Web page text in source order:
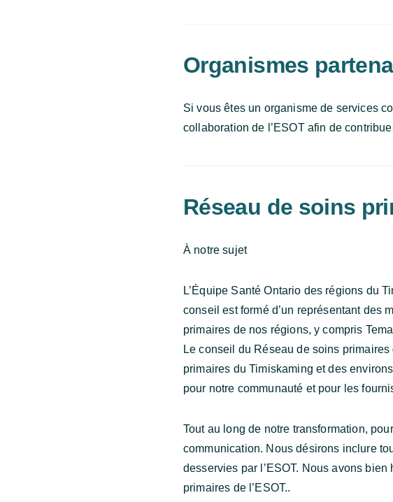
Organismes
Si vous êtes un organisme de services
collaboration de l’ESOT afin de
Réseau de soins
À notre sujet
L’Équipe Santé Ontario des régions du
conseil est formé d’un représentant des
primaires de nos régions, y compris
Le conseil du Réseau de soins
primaires du Timiskaming et des
pour notre communauté et pour les
Tout au long de notre transformation,
communication. Nous désirons inclure
desservies par l’ESOT. Nous avons
primaires de l’ESOT..